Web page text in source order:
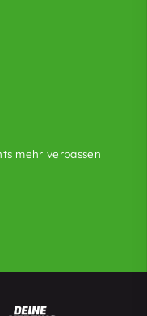
mehr verpassen